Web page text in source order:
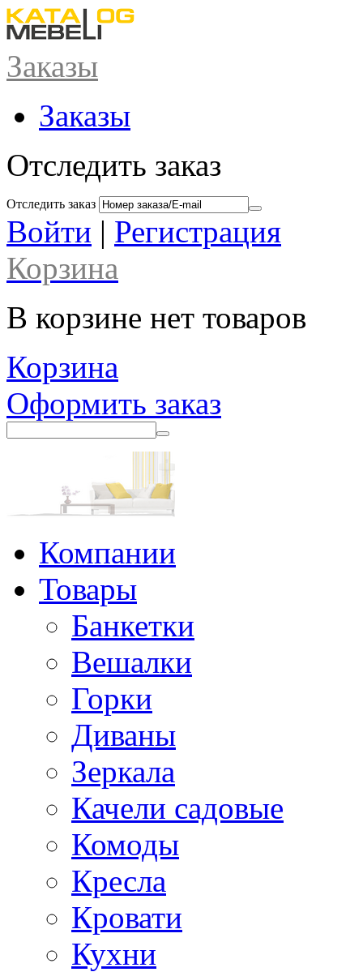
Заказы
Заказы
Отследить заказ
Отследить заказ
Войти | Регистрация
Корзина
В корзине нет товаров
Корзина
Оформить заказ
Компании
Товары
Банкетки
Вешалки
Горки
Диваны
Зеркала
Качели садовые
Комоды
Кресла
Кровати
Кухни